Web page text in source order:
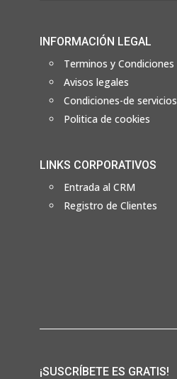
INFORMACIÓN LEGAL
Terminos y Condiciones
Avisos legales
Condiciones-de servicios
Politica de cookies
LINKS CORPORATIVOS
Entrada al CRM
Registro de Clientes
¡SUSCRÍBETE ES GRATIS!